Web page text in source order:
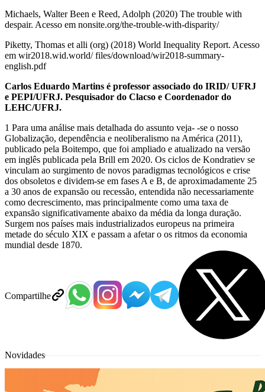
Compartilhe
Michaels, Walter Been e Reed, Adolph (2020) The trouble with
despair. Acesso em nonsite.org/the-trouble-with-disparity/
Piketty, Thomas et alli (org) (2018) World Inequality Report. Acesso
em wir2018.wid.world/ files/download/wir2018-summary-
english.pdf
Carlos Eduardo Martins é professor associado do IRID/ UFRJ
e PEPI/UFRJ. Pesquisador do Clacso e Coordenador do
LEHC/UFRJ.
1 Para uma análise mais detalhada do assunto veja- -se o nosso
Globalização, dependência e neoliberalismo na América (2011),
publicado pela Boitempo, que foi ampliado e atualizado na versão
em inglês publicada pela Brill em 2020. Os ciclos de Kondratiev se
vinculam ao surgimento de novos paradigmas tecnológicos e crise
dos obsoletos e dividem-se em fases A e B, de aproximadamente 25
a 30 anos de expansão ou recessão, entendida não necessariamente
como decrescimento, mas principalmente como uma taxa de
expansão significativamente abaixo da média da longa duração.
Surgem nos países mais industrializados europeus na primeira
metade do século XIX e passam a afetar o os ritmos da economia
mundial desde 1870.
Novidades